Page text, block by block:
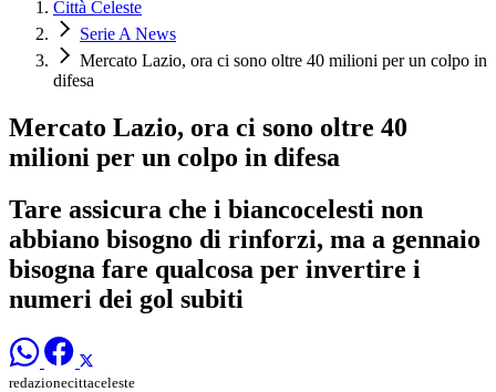
Città Celeste
Serie A News
Mercato Lazio, ora ci sono oltre 40 milioni per un colpo in
difesa
Mercato Lazio, ora ci sono oltre 40
milioni per un colpo in difesa
Tare assicura che i biancocelesti non
abbiano bisogno di rinforzi, ma a gennaio
bisogna fare qualcosa per invertire i
numeri dei gol subiti
redazionecittaceleste